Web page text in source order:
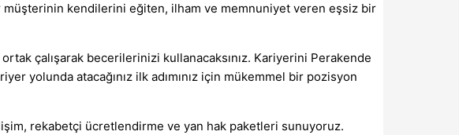
müşterinin kendilerini eğiten, ilham ve memnuniyet veren eşsiz bir
çalışarak becerilerinizi kullanacaksınız. Kariyerini Perakende
yolunda atacağınız ilk adımınız için mükemmel bir pozisyon
rekabetçi ücretlendirme ve yan hak paketleri sunuyoruz.